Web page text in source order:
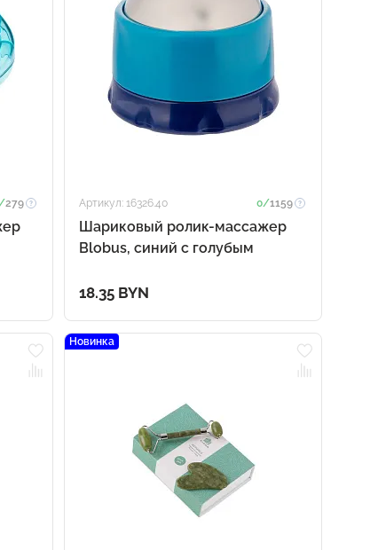
279 Артикул: 16326.40 0/1159
Шариковый ролик-массажер
Blobus, синий с голубым
18.35 BYN
Новинка